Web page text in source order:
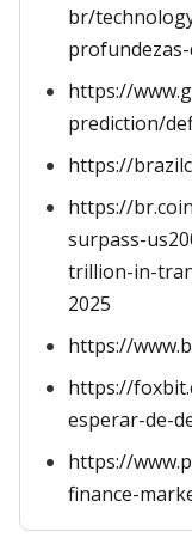
br/
https://
prediction/
https://
https://
surpass-
trillion-in-
2025
https://
https://
esperar-de-
https://
finance-